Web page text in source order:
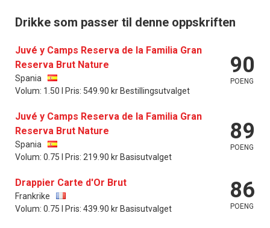
Drikke som passer til denne oppskriften
Juvé y Camps Reserva de la Familia Gran
Reserva Brut Nature
Spania
Volum: 1.50 l Pris: 549.90 kr Bestillingsutvalget
90
POENG
Juvé y Camps Reserva de la Familia Gran
Reserva Brut Nature
Spania
Volum: 0.75 l Pris: 219.90 kr Basisutvalget
89
POENG
Drappier Carte d'Or Brut
Frankrike
Volum: 0.75 l Pris: 439.90 kr Basisutvalget
86
POENG